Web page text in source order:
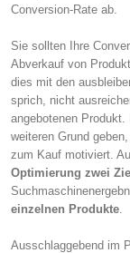
Conversion-Rate ab.
Sie sollten Ihre
Abverkauf von
dies mit den
sprich, nicht
angebotenen
weiteren Grund
zum Kauf motiviert.
Optimierung zwei
einzelnen Produkte.
Ausschlaggebend im